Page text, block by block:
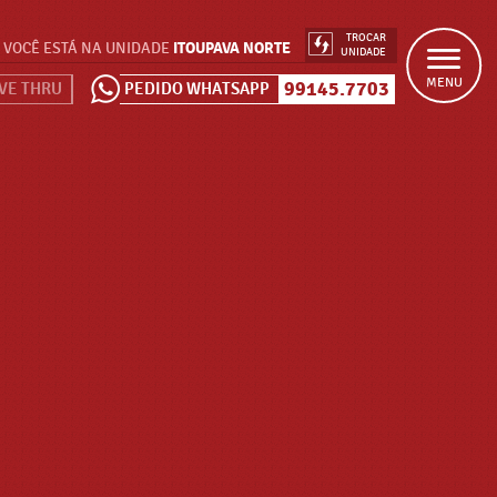
MENU
VOCÊ ESTÁ NA UNIDADE ITOUPAVA NORTE
TROCAR
UNIDADE
THRU PEDIDO WHATSAPP 99145.7703